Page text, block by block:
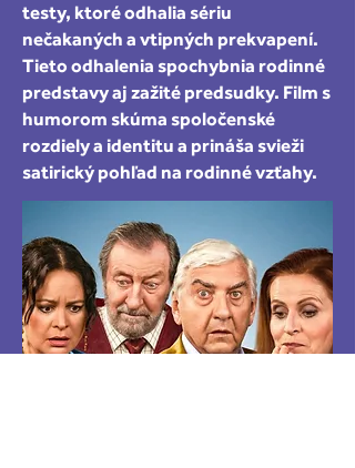
testy, ktoré odhalia sériu
nečakaných a vtipných prekvapení.
Tieto odhalenia spochybnia rodinné
predstavy aj zažité predsudky. Film s
humorom skúma spoločenské
rozdiely a identitu a prináša svieži
satirický pohľad na rodinné vzťahy.